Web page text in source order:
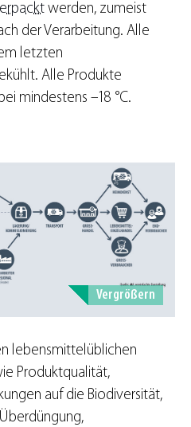
werden, zumeist
der Verarbeitung. Alle
letzten
Alle Produkte
mindestens –18 °C.
Vergrößern
lebensmittelüblichen
Produktqualität,
auf die Biodiversität,